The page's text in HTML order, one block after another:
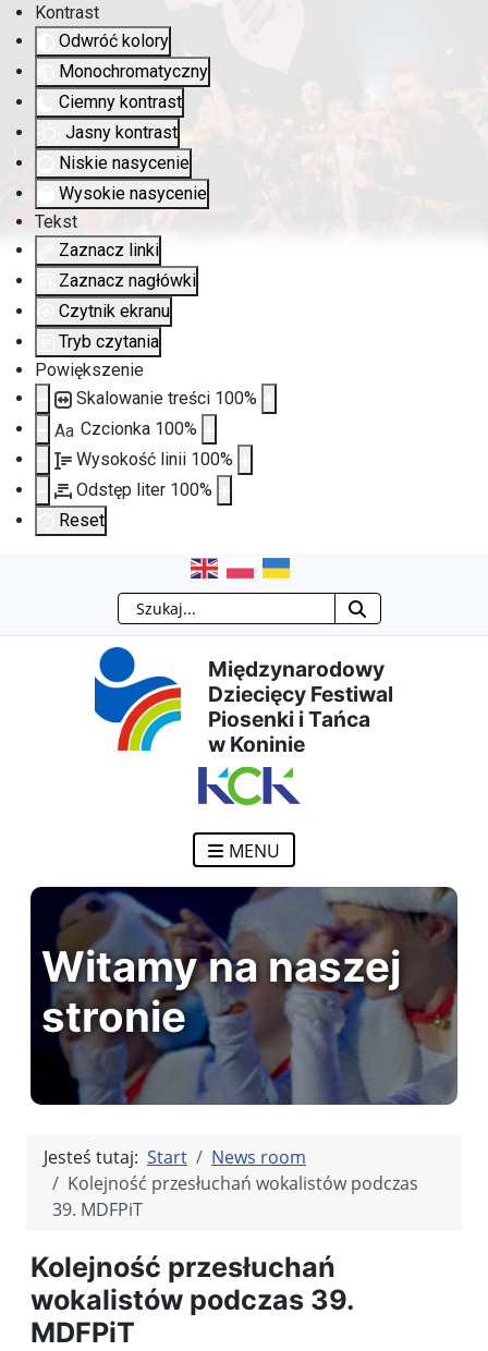
Kontrast
Odwróć kolory
Monochromatyczny
Ciemny kontrast
Jasny kontrast
Niskie nasycenie
Wysokie nasycenie
Tekst
Zaznacz linki
Zaznacz nagłówki
Czytnik ekranu
Tryb czytania
Powiększenie
Skalowanie treści 100%
Aa Czcionka 100%
Wysokość linii 100%
Odstęp liter 100%
Reset
Przejdź
treści
głównej
Przejdź
menu
nawigacyjnego
Przejdź
wyszukiwarki
Przejdź
mapy
strony
Szukaj
Międzynarodowy
Dziecięcy Festiwal
Piosenki i Tańca
w Koninie
MENU
Witamy na naszej
stronie
Jesteś tutaj: Start
News room
Kolejność przesłuchań wokalistów podczas
39. MDFPiT
Kolejność przesłuchań
wokalistów podczas 39.
MDFPiT